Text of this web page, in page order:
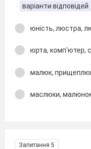
варіанти відповідей
юність, люстра,
юрта, комп'ютер,
малюк,
маслюки,
Запитання 5